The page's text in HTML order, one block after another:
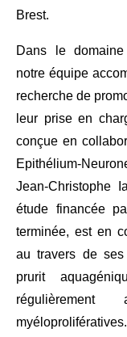
Brest.
Dans le domaine
notre équipe
recherche de
leur prise en
conçue en
Epithélium-
Jean-Christophe
étude financée
terminée, est en
au travers de ses
prurit